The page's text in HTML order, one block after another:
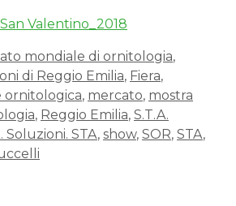
Valentino_2018
mondiale di ornitologia,
di Reggio Emilia, Fiera,
ornitologica, mercato, mostra
, Reggio Emilia, S.T.A.
Soluzioni. STA, show, SOR, STA,